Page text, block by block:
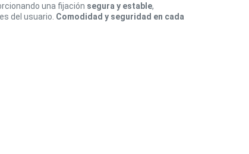
una fijación segura y estable,
del usuario. Comodidad y seguridad en cada